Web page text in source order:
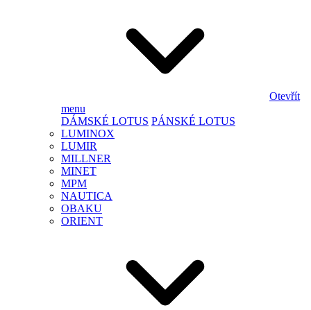
Otevřít
menu
DÁMSKÉ LOTUS PÁNSKÉ LOTUS
LUMINOX
LUMIR
MILLNER
MINET
MPM
NAUTICA
OBAKU
ORIENT